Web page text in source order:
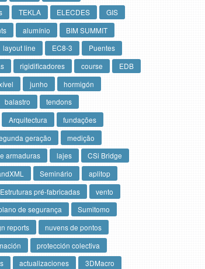
TEKLA ELECDES
GIS
alumínio
BIM SUMMIT
layout line EC8-3
Puentes
rigidificadores course
EDB
junho
hormigón
balastro
tendons
Arquitectura
fundações
geração
medição
armaduras
lajes
CSi Bridge
Seminário
aplitop
Estruturas pré-fabricadas
vento
de segurança
Sumitomo
reports
nuvens de pontos
protección colectiva
actualizaciones
3DMacro